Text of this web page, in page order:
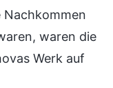
Nachkommen
waren die
Werk auf